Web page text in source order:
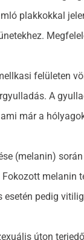
plakkokkal
felületen
A
már a
(melanin)
melanin
esetén pedig
úton terjedő